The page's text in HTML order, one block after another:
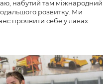
набутий там міжнародний
розвитку. Ми
проявити себе у лавах